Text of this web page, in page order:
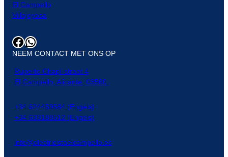
El Campello
Villajoyosa
Facebook WhatsApp
NEEM CONTACT MET ONS OP
Ruperto Chapí-straat 4
El Campello, Alicante, 03560.
+34 624459584 (Engels)
+34 633188512 (Engels)
info@electricistaelcampello.es